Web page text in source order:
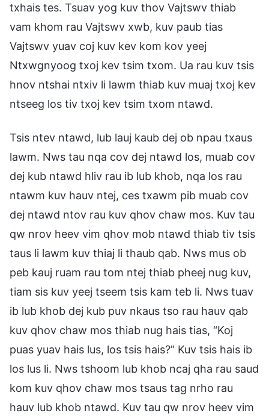
txhais tes. Tsuav yog kuv thov Vajtswv thiab
vam khom rau Vajtswv xwb, kuv paub tias
Vajtswv yuav coj kuv kev kom kov yeej
Ntxwgnyoog txoj kev tsim txom. Ua rau kuv tsis
hnov ntshai ntxiv li lawm thiab kuv muaj txoj kev
ntseeg los tiv txoj kev tsim txom ntawd.
Tsis ntev ntawd, lub lauj kaub dej ob npau txaus
lawm. Nws tau nqa cov dej ntawd los, muab cov
dej kub ntawd hliv rau ib lub khob, nqa los rau
ntawm kuv hauv ntej, ces txawm pib muab cov
dej ntawd ntov rau kuv qhov chaw mos. Kuv tau
qw nrov heev vim qhov mob ntawd thiab tiv tsis
taus li lawm kuv thiaj li thaub qab. Nws mus ob
peb kauj ruam rau tom ntej thiab pheej nug kuv,
tiam sis kuv yeej tseem tsis kam teb li. Nws tuav
ib lub khob dej kub puv nkaus tso rau hauv qab
kuv qhov chaw mos thiab nug hais tias, “Koj
puas yuav hais lus, los tsis hais?” Kuv tsis hais ib
los lus li. Nws tshoom lub khob ncaj qha rau saud
kom kuv qhov chaw mos tsaus tag nrho rau
hauv lub khob ntawd. Kuv tau qw nrov heev vim